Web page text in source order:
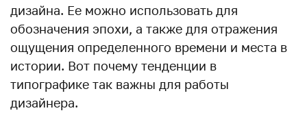
дизайна. Ее можно использовать для
обозначения эпохи, а также для отражения
ощущения определенного времени и места в
истории. Вот почему тенденции в
типографике так важны для работы
дизайнера.